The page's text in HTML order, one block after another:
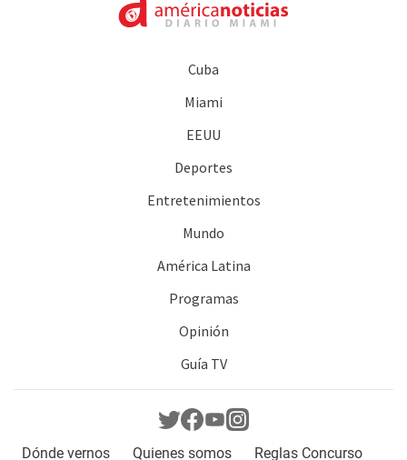
Cuba
Miami
EEUU
Deportes
Entretenimientos
Mundo
América Latina
Programas
Opinión
Guía TV
Dónde vernos Quienes somos Reglas Concurso